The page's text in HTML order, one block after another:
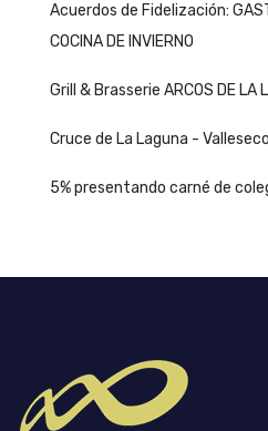
Acuerdos de Fidelización:
COCINA DE INVIERNO
Grill & Brasserie ARCOS DE LA
Cruce de La Laguna - Valleseco
5% presentando carné de